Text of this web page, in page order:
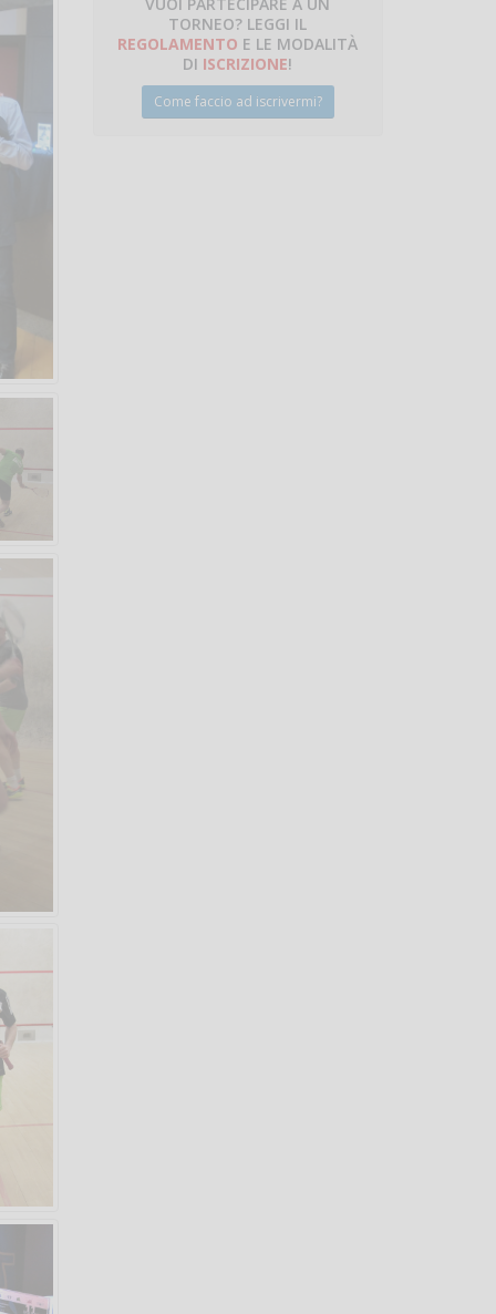
TORNEO? LEGGI IL
REGOLAMENTO E LE MODALITÀ
DI ISCRIZIONE!
Come faccio ad iscrivermi?